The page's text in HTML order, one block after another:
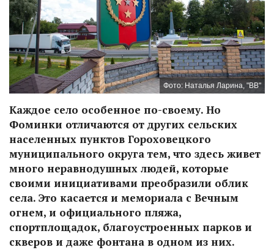
Фото: Наталья Ларина, "ВВ"
Каждое село особенное по-своему. Но
Фоминки отличаются от других сельских
населенных пунктов Гороховецкого
муниципального округа тем, что здесь живет
много неравнодушных людей, которые
своими инициативами преобразили облик
села. Это касается и мемориала с Вечным
огнем, и официального пляжа,
спортплощадок, благоустроенных парков и
скверов и даже фонтана в одном из них.